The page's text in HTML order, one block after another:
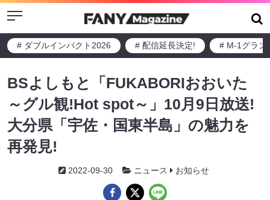
Menu
# ダブルインパクト2026 # 配信延長決定! # M-1グラン
BSよしもと「FUKABORIおおいた
～グル観!Hot spot～」10月9日放送!
大分県「宇佐・国東半島」の魅力を
再発見!
2022-09-30 ニュース お知らせ